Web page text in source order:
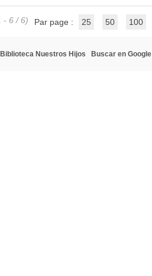
- 6 / 6) Par page : 25 50 100
Biblioteca Nuestros Hijos Buscar en Google